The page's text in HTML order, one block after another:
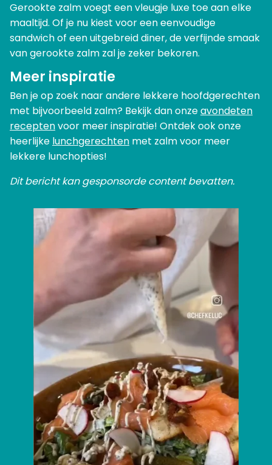
Gerookte zalm voegt een vleugje luxe toe aan elke
maaltijd. Of je nu kiest voor een eenvoudige
sandwich of een uitgebreid diner, de verfijnde smaak
van gerookte zalm zal je zeker bekoren.
Meer inspiratie
Ben je op zoek naar andere lekkere hoofdgerechten
met bijvoorbeeld zalm? Bekijk dan onzeavondeten
receptenvoor meer inspiratie! Ontdek ook onze
heerlijke lunchgerechten met zalm voor meer
lekkere lunchopties!
Dit bericht kan gesponsorde content bevatten.